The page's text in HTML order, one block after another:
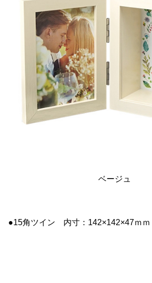
ベージュ
●15角ツイン 内寸：142×142×47ｍｍ